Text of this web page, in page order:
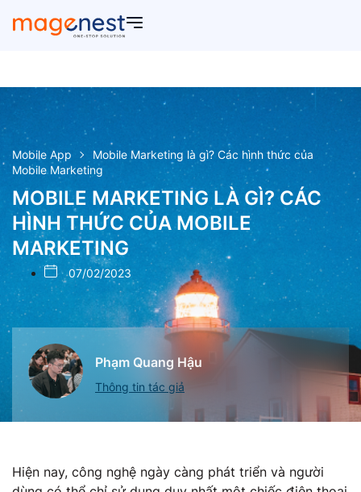
Mobile App
Mobile Marketing là gì? Các hình thức của
Mobile Marketing
MOBILE MARKETING LÀ GÌ? CÁC
HÌNH THỨC CỦA MOBILE
MARKETING
07/02/2023
Phạm Quang Hậu
Thông tin tác giả
Hiện nay, công nghệ ngày càng phát triển và người